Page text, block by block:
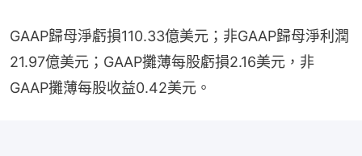
GAAP歸母淨虧損110.33億美元；非GAAP歸母淨利潤
21.97億美元；GAAP攤薄每股虧損2.16美元，非
GAAP攤薄每股收益0.42美元。